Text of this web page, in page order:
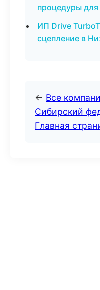
процедуры
ИП Drive
сцепление в
← Все
Сибирский
Главная